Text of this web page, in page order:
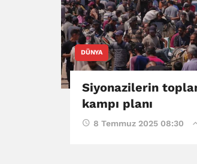
DÜNYA
Siyonazilerin
kampı planı
8 Temmuz 2025 08:30